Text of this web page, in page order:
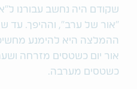
שקודם היה נחשב עבורנו
״אור של ערב״, וההיפך. עד
ההמלצה היא להימנע
אור יום כשטסים מזרחה
כשטסים מערבה.